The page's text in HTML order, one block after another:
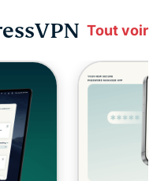
Tout voir